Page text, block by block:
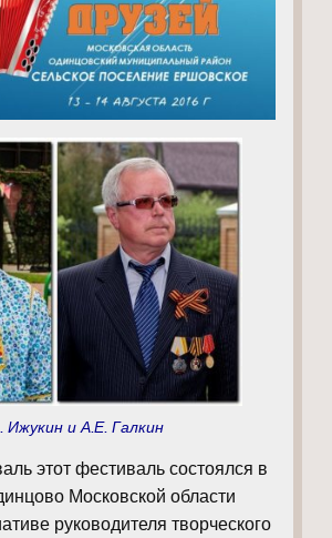
Ижукин и А.Е. Галкин
этот фестиваль состоялся в
Московской области
руководителя творческого